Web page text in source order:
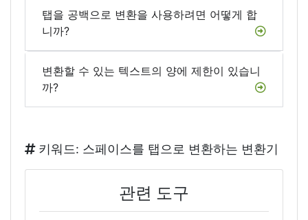
탭을 공백으로 변환을 사용하려면 어떻게 합
니까?
변환할 수 있는 텍스트의 양에 제한이 있습니
까?
키워드: 스페이스를 탭으로 변환하는 변환기
관련 도구